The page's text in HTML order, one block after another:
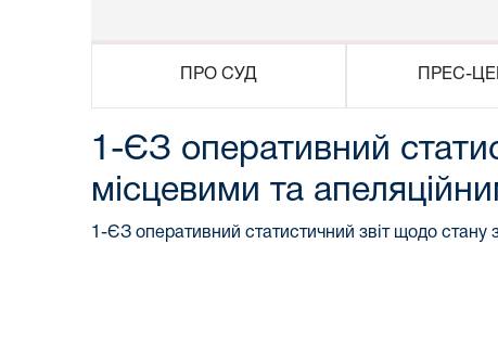
ПРО СУД ПРЕС-
1-ЄЗ оперативний
місцевими та
1-ЄЗ оперативний статистичний звіт щодо